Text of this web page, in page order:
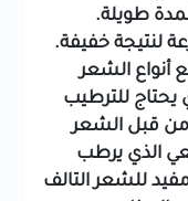
طويلة.
لنتيجة خفيفة.
أنواع الشعر
يحتاج للترطيب
قبل الشعر
الذي يرطب
للشعر التالف